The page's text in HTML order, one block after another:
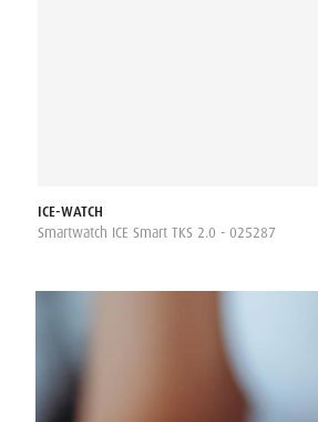
ICE-WATCH
Smartwatch ICE Smart TKS 2.0 - 025287